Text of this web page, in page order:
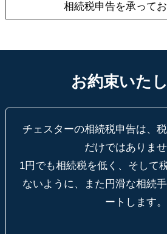
相続税申告を承ってお
お約束いた
チェスターの相続税申告は、
だけではありませ
1円でも相続税を低く、そして
ないように、
また円滑な相続
ートします。